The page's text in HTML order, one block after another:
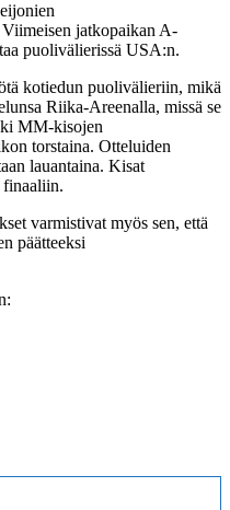
jatkopaikan A-
puolivälierissä USA:n.
kotiedun puolivälieriin, mikä
Riika-Areenalla, missä se
MM-kisojen
torstaina. Otteluiden
lauantaina. Kisat
finaaliin.
varmistivat myös sen, että
päätteeksi